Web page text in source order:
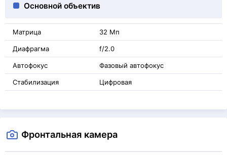
Основной объектив
Матрица 32 Мп
Диафрагма f/2.0
Автофокус Фазовый автофокус
Стабилизация Цифровая
Фронтальная камера